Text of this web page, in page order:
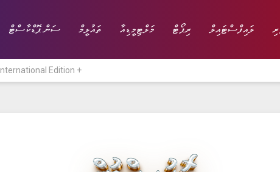
ލައިފްސްޓައިލް ރިޕޯޓް މަލްޓިމީޑިއާ ތައުލީމް ސަން ޕޮޑްކާސްޓް
ލައިފްސްޓައިލް
International Edition +